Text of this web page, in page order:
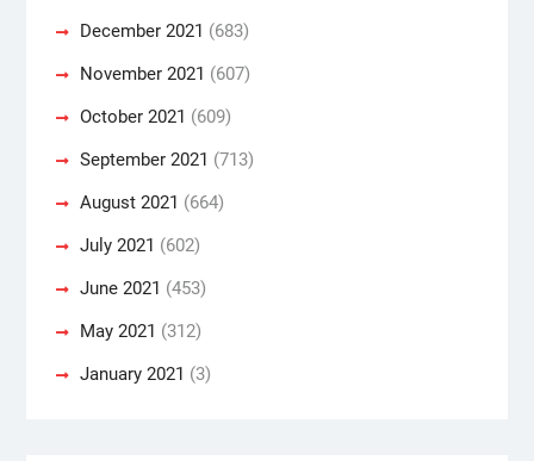
December 2021 (683)
November 2021 (607)
October 2021 (609)
September 2021 (713)
August 2021 (664)
July 2021 (602)
June 2021 (453)
May 2021 (312)
January 2021 (3)